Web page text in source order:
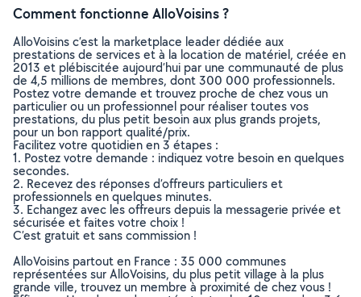
Comment fonctionne AlloVoisins ?
AlloVoisins c’est la marketplace leader dédiée aux
prestations de services et à la location de matériel, créée en
2013 et plébiscitée aujourd’hui par une communauté de plus
de 4,5 millions de membres, dont 300 000 professionnels.
Postez votre demande et trouvez proche de chez vous un
particulier ou un professionnel pour réaliser toutes vos
prestations, du plus petit besoin aux plus grands projets,
pour un bon rapport qualité/prix.
Facilitez votre quotidien en 3 étapes :
1. Postez votre demande : indiquez votre besoin en quelques
secondes.
2. Recevez des réponses d’offreurs particuliers et
professionnels en quelques minutes.
3. Echangez avec les offreurs depuis la messagerie privée et
sécurisée et faites votre choix !
C’est gratuit et sans commission !
AlloVoisins partout en France : 35 000 communes
représentées sur AlloVoisins, du plus petit village à la plus
grande ville, trouvez un membre à proximité de chez vous !